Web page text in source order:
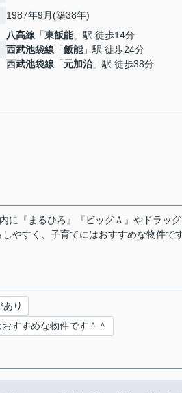
1987年9月(築38年)
八高線 「東飯能」駅 徒歩14分
西武池袋線 「飯能」駅 徒歩24分
西武池袋線 「元加治」駅 徒歩38分
に『まるひろ』『ビッグＡ』やドラッ
やすく、子育てにはおすすめな物件で
あり
すすめな物件です＾＾